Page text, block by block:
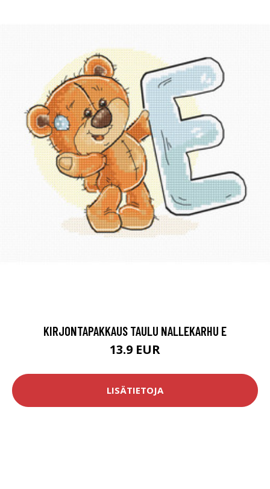
KIRJONTAPAKKAUS TAULU NALLEKARHU E
13.9 EUR
LISÄTIETOJA